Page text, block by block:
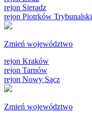
rejon Sieradz
rejon Piotrków Trybunalski
Zmień województwo
rejon Kraków
rejon Tarnów
rejon Nowy Sącz
Zmień województwo